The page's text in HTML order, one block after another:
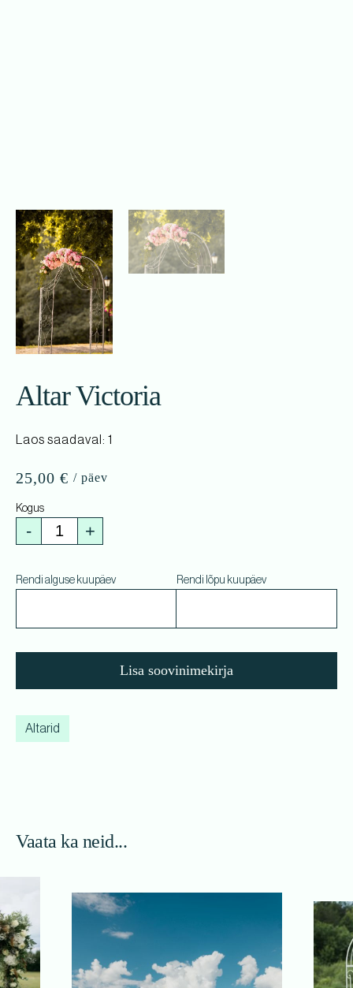
Altar Victoria
Laos saadaval: 1
25,00 €
- +
Rendi alguse kuupäev Rendi lõpu kuupäev
Lisa soovinimekirja
Altarid
Vaata ka neid...